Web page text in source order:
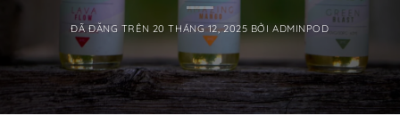
ĐÃ ĐĂNG TRÊN 20 THÁNG 12, 2025 BỞIADMINPOD